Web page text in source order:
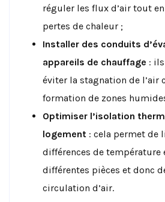
réguler les flux d’air tout
pertes de chaleur ;
Installer des conduits
appareils de chauffage :
éviter la stagnation de l’air
formation de zones
Optimiser l’isolation
logement : cela permet de
différences de température
différentes pièces et donc
circulation d’air.